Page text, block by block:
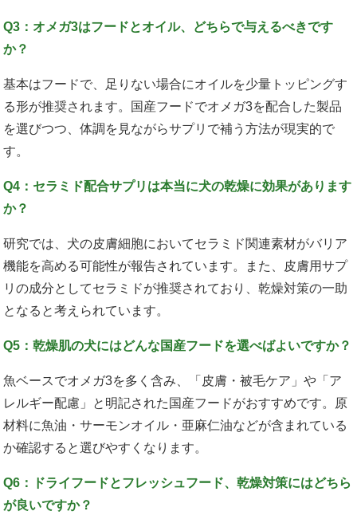
Q3：オメガ3はフードとオイル、どちらで与えるべきです
か？
基本はフードで、足りない場合にオイルを少量トッピングす
る形が推奨されます。国産フードでオメガ3を配合した製品
を選びつつ、体調を見ながらサプリで補う方法が現実的で
す。
Q4：セラミド配合サプリは本当に犬の乾燥に効果があります
か？
研究では、犬の皮膚細胞においてセラミド関連素材がバリア
機能を高める可能性が報告されています。また、皮膚用サプ
リの成分としてセラミドが推奨されており、乾燥対策の一助
となると考えられています。
Q5：乾燥肌の犬にはどんな国産フードを選べばよいですか？
魚ベースでオメガ3を多く含み、「皮膚・被毛ケア」や「ア
レルギー配慮」と明記された国産フードがおすすめです。原
材料に魚油・サーモンオイル・亜麻仁油などが含まれている
か確認すると選びやすくなります。
Q6：ドライフードとフレッシュフード、乾燥対策にはどちら
が良いですか？